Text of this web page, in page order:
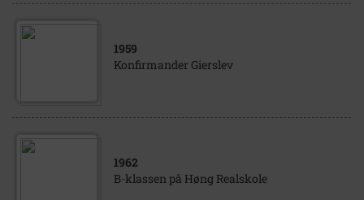
1959
Konfirmander Gierslev
1962
B-klassen på Høng Realskole